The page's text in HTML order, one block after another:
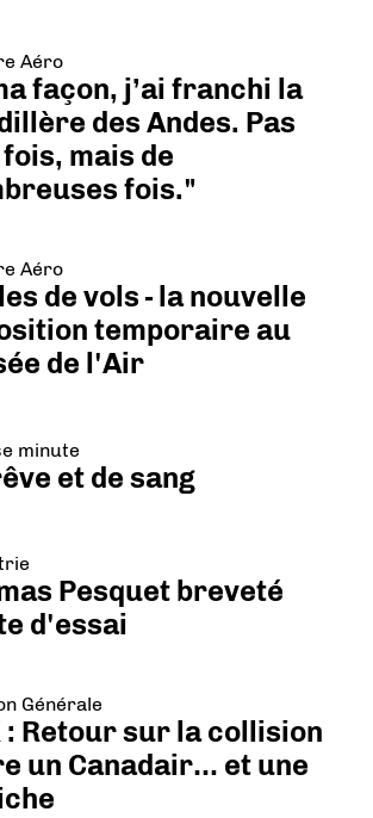
Aéro
façon, j’ai franchi la
des Andes. Pas
mais de
fois."
Aéro
de vols - la nouvelle
temporaire au
de l'Air
minute
et de sang
Pesquet breveté
d'essai
Générale
: Retour sur la collision
un Canadair… et une